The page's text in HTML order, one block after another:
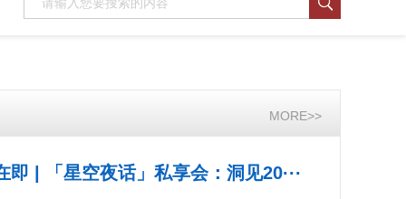
MORE>>
即 | 「星空夜话」私享会：洞见20···